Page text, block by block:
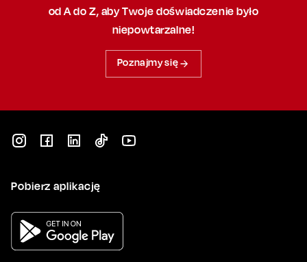
od A do Z, abyTwoje doświadczenie było
niepowtarzalne!
Poznajmy się
Pobierz aplikację